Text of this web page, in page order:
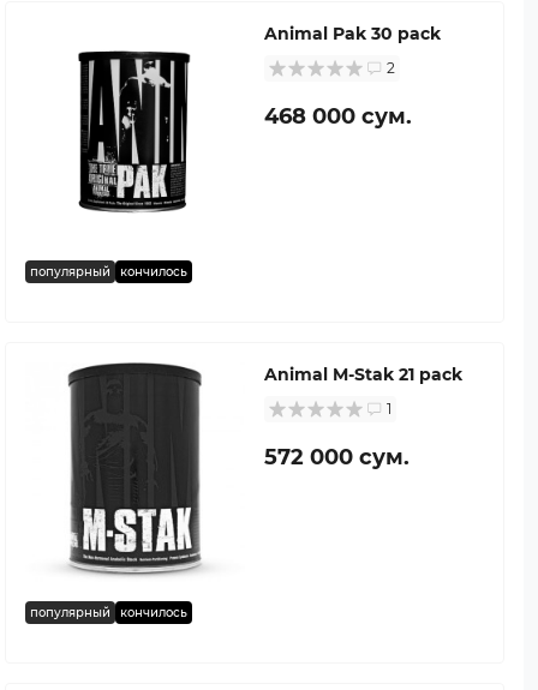
популярный кончилось
Animal Pak 30 pack
2
468 000 сум.
популярный кончилось
Animal M-Stak 21 pack
1
572 000 сум.